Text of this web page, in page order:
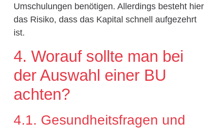
Umschulungen benötigen. Allerdings besteht hier
das Risiko, dass das Kapital schnell aufgezehrt
ist.
4. Worauf sollte man bei
der Auswahl einer BU
achten?
4.1. Gesundheitsfragen und